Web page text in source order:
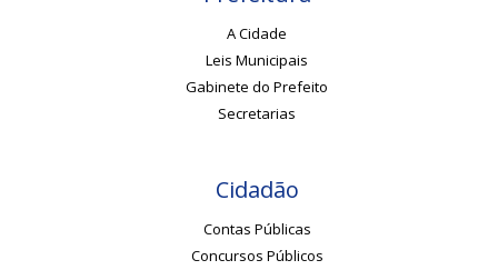
A Cidade
Leis Municipais
Gabinete do Prefeito
Secretarias
Cidadão
Contas Públicas
Concursos Públicos